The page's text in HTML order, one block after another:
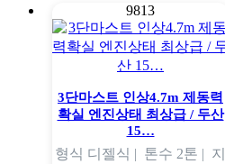
9813
3단마스트 인상4.7m 제동력
확실 엔진상태 최상급 / 두산
15…
형식 디젤식 | 톤수 2톤 | 지